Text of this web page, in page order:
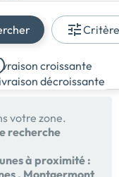
croissante
décroissante
votre zone.
recherche
à proximité :